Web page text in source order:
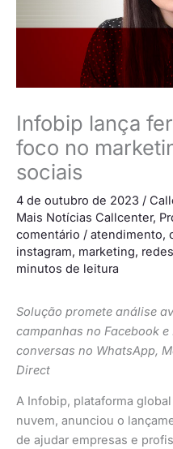
​​Infobip lança
foco no
sociais
4 de outubro de 2023 /
Mais Notícias Callcenter,
comentário / atendimento,
instagram, marketing,
minutos de leitura
Solução promete análise
campanhas no Facebook
conversas no WhatsApp,
Direct
A Infobip, plataforma
nuvem, anunciou o
de ajudar empresas e